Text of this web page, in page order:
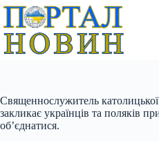
Перейти
вмісту
Священнослужитель
закликає українців та поляків
об’єднатися.